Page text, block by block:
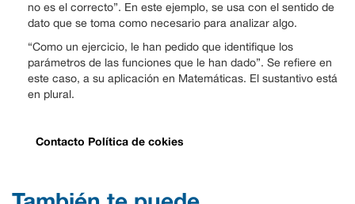
no es el correcto”. En este ejemplo, se usa con el sentido de
dato que se toma como necesario para analizar algo.
“Como un ejercicio, le han pedido que identifique los
parámetros de las funciones que le han dado”. Se refiere en
este caso, a su aplicación en Matemáticas. El sustantivo está
en plural.
Contacto Política de cokies